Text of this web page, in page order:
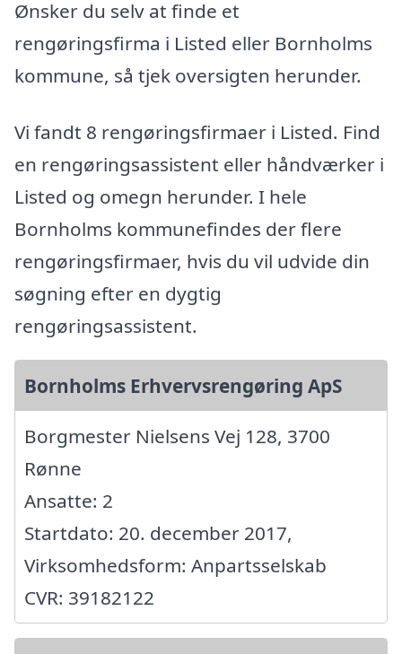
Ønsker du selv at finde et
rengøringsfirma i Listed eller Bornholms
kommune, så tjek oversigten herunder.
Vi fandt 8 rengøringsfirmaer i Listed. Find
en rengøringsassistent eller håndværker i
Listed og omegn herunder. I hele
Bornholms kommunefindes der flere
rengøringsfirmaer, hvis du vil udvide din
søgning efter en dygtig
rengøringsassistent.
Bornholms Erhvervsrengøring ApS
Borgmester Nielsens Vej 128, 3700
Rønne
Ansatte: 2
Startdato: 20. december 2017,
Virksomhedsform: Anpartsselskab
CVR: 39182122